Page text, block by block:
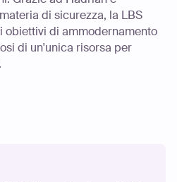
di sicurezza, la LBS
obiettivi di ammodernamento
di un'unica risorsa per